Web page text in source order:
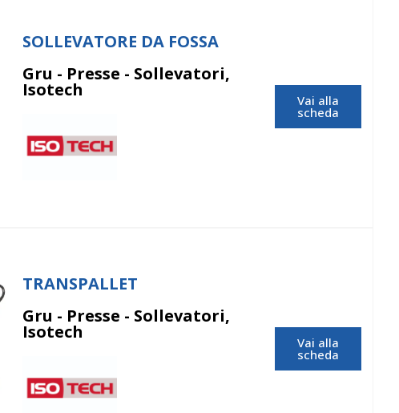
SOLLEVATORE DA FOSSA
Gru - Presse - Sollevatori,
Isotech
Vai alla
scheda
TRANSPALLET
Gru - Presse - Sollevatori,
Isotech
Vai alla
scheda